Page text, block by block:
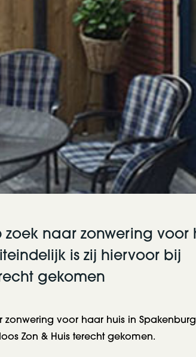
zoek naar zonwering voor
is zij hiervoor bij
gekomen
voor haar huis in
Zon & Huis terecht gekomen.